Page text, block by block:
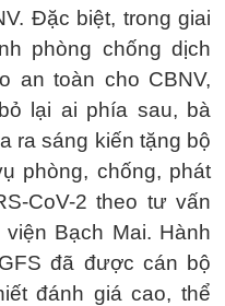
Đặc biệt, trong giai
phòng chống dịch
an toàn cho CBNV,
lại ai phía sau, bà
ra sáng kiến tặng bộ
phòng, chống, phát
CoV-2 theo tư vấn
Bạch Mai. Hành
đã được cán bộ
đánh giá cao, thể